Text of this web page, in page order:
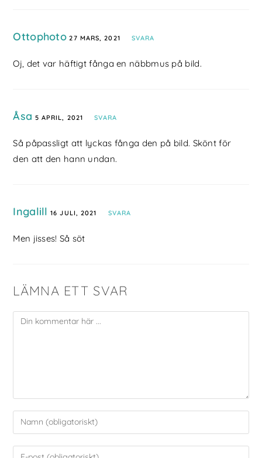
Ottophoto 27 MARS, 2021 SVARA
Oj, det var häftigt fånga en näbbmus på bild.
Åsa 5 APRIL, 2021 SVARA
Så påpassligt att lyckas fånga den på bild. Skönt för
den att den hann undan.
Ingalill 16 JULI, 2021 SVARA
Men jisses! Så söt
LÄMNA ETT SVAR